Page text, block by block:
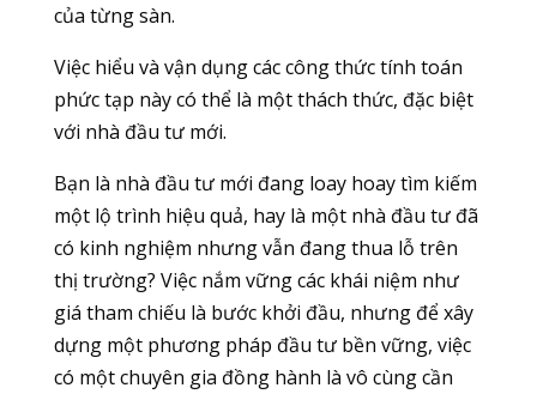
của từng sàn.
Việc hiểu và vận dụng các công thức tính toán
phức tạp này có thể là một thách thức, đặc biệt
với nhà đầu tư mới.
Bạn là nhà đầu tư mới đang loay hoay tìm kiếm
một lộ trình hiệu quả, hay là một nhà đầu tư đã
có kinh nghiệm nhưng vẫn đang thua lỗ trên
thị trường? Việc nắm vững các khái niệm như
giá tham chiếu là bước khởi đầu, nhưng để xây
dựng một phương pháp đầu tư bền vững, việc
có một chuyên gia đồng hành là vô cùng cần